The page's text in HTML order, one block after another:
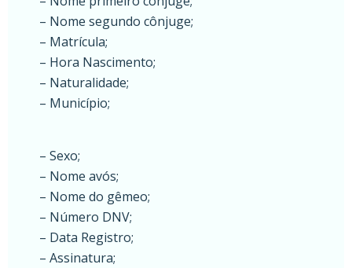
– Nome segundo cônjuge;
– Matrícula;
– Hora Nascimento;
– Naturalidade;
– Município;
– Sexo;
– Nome avós;
– Nome do gêmeo;
– Número DNV;
– Data Registro;
– Assinatura;